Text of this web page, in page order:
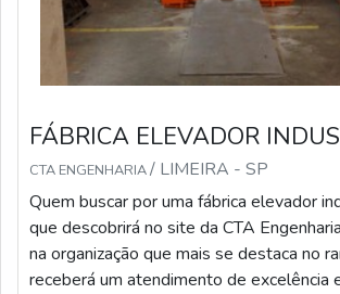
FÁBRICA ELEVADOR
CTA ENGENHARIA/ LIMEIRA - SP
Quem buscar por uma fábrica elevador
que descobrirá no site da CTA
na organização que mais se destaca no
receberá um atendimento de excelência